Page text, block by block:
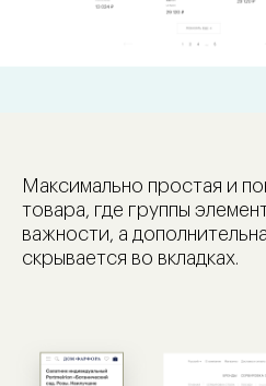
Максимально простая и
товара, где группы
важности, а
скрывается во вкладках.